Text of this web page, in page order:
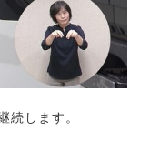
続します。